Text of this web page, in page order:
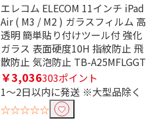
エレコム ELECOM 11インチ iPad
Air ( M3 / M2 ) ガラスフィルム 高
透明 簡単貼り付けツール付 強化
ガラス 表面硬度10H 指紋防止 飛
散防止 気泡防止 TB-A25MFLGGT
￥3,036303ポイント
1～2日以内に発送 ※大型品除く
☆☆☆☆☆